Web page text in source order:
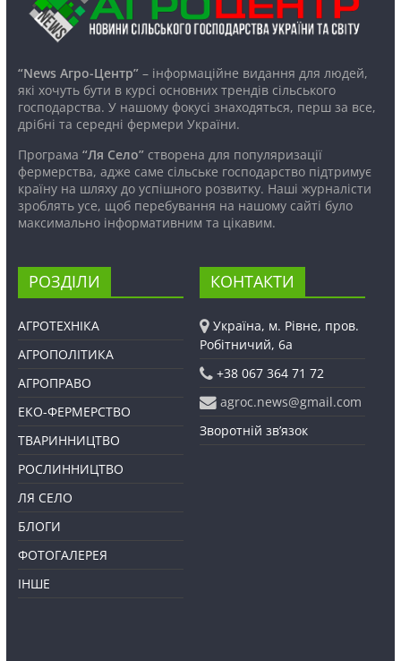
“News Агро-Центр”– інформаційне видання для людей,
які хочуть бути в курсі основних трендів сільського
господарства. У нашому фокусі знаходяться, перш за все,
дрібні та середні фермери України.
Програма “Ля Село”створена для популяризації
фермерства, адже саме сільське господарство підтримує
країну на шляху до успішного розвитку. Наші журналісти
зроблять усе, щоб перебування на нашому сайті було
максимально інформативним та цікавим.
РОЗДІЛИ
АГРОТЕХНІКА
АГРОПОЛІТИКА
АГРОПРАВО
ЕКО-ФЕРМЕРСТВО
ТВАРИННИЦТВО
РОСЛИННИЦТВО
ЛЯ СЕЛО
БЛОГИ
ФОТОГАЛЕРЕЯ
ІНШЕ
КОНТАКТИ
Україна, м. Рівне, пров.
Робітничий, 6а
+38 067 364 71 72
agroc.news@gmail.com
Зворотній зв’язок